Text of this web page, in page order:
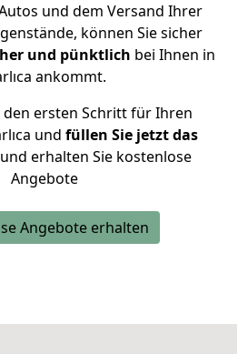
und dem Versand Ihrer
können Sie sicher
und pünktlich bei Ihnen in
ankommt.
den ersten Schritt für Ihren
und füllen Sie jetzt das
erhalten Sie kostenlose
Angebote
Angebote erhalten